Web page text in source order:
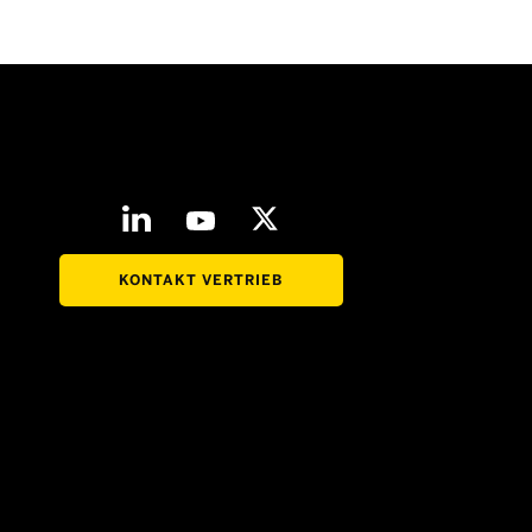
KONTAKT VERTRIEB